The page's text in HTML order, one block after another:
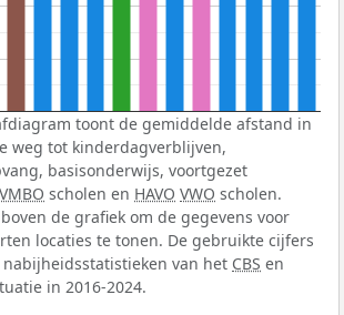
toont de gemiddelde afstand in
weg tot kinderdagverblijven,
basisonderwijs, voortgezet
VMBO scholen en HAVO VWO scholen.
de grafiek om de gegevens voor
locaties te tonen. De gebruikte cijfers
van het CBS en
in 2016-2024.